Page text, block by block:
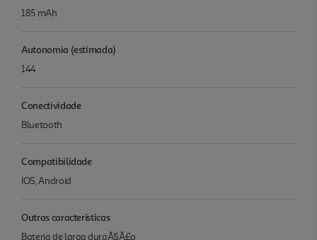
185 mAh
Autonomia (estimada)
144
Conectividade
Bluetooth
Compatibilidade
IOS, Android
Outras características
Bateria de larga duraÃ§Ã£o